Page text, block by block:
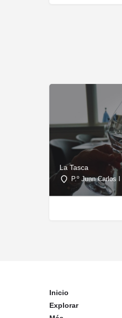
La Tasca
P.º Juan Carlos I
Inicio
Explorar